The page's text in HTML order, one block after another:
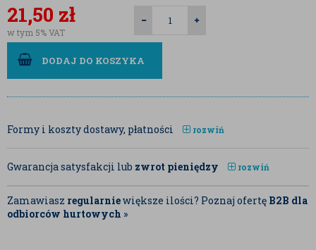
21,50 zł
w tym 5% VAT
DODAJ DO KOSZYKA
Formy i koszty dostawy, płatności rozwiń
Gwarancja satysfakcji lub zwrot pieniędzy rozwiń
Zamawiasz regularniewiększe ilości? Poznaj ofertę B2B dla
odbiorców hurtowych »